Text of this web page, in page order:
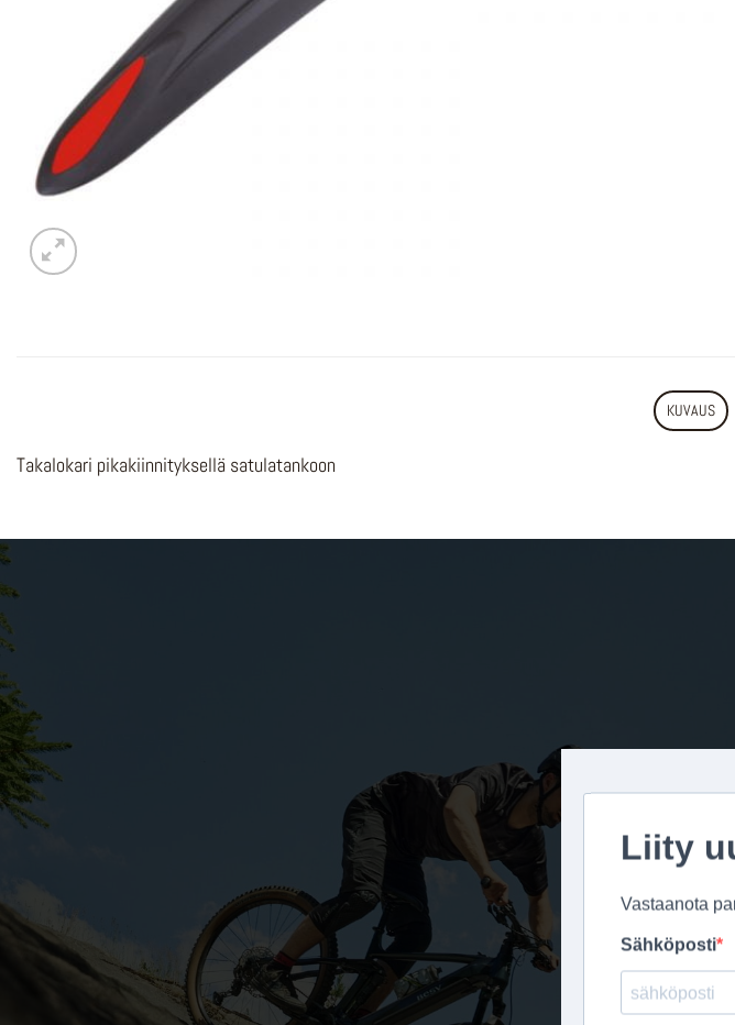
KUVAUS
Takalokari pikakiinnityksellä satulatankoon